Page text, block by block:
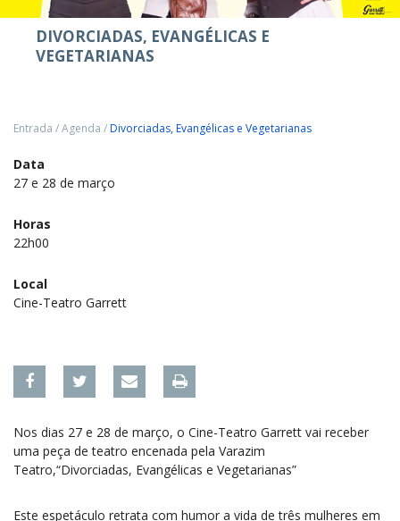
DIVORCIADAS, EVANGÉLICAS E
VEGETARIANAS
Entrada /Agenda /Divorciadas, Evangélicas e Vegetarianas
Data
27 e 28 de março
Horas
22h00
Local
Cine-Teatro Garrett
Nos dias 27 e 28 de março, o Cine-Teatro Garrett vai receber
uma peça de teatro encenada pela Varazim
Teatro,“Divorciadas, Evangélicas e Vegetarianas”
Este espetáculo retrata com humor a vida de três mulheres em